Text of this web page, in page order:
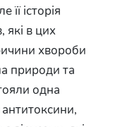
історія
які в цих
хвороби
природи та
одна